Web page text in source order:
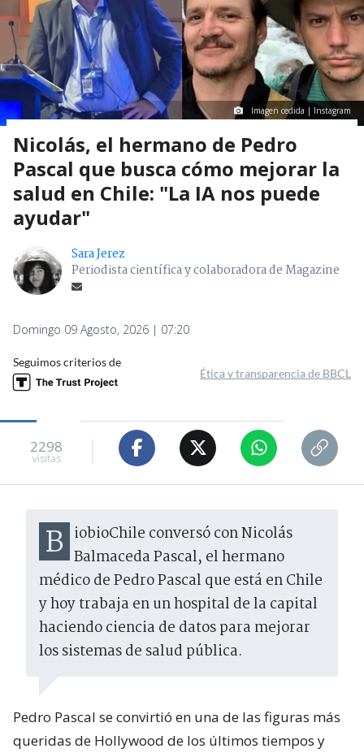
Imagen cedida | Instagram
Nicolás, el hermano de Pedro
Pascal que busca cómo mejorar la
salud en Chile: "La IA nos puede
ayudar"
Sara Jerez
Periodista científica y colaboradora de Magazine
Domingo 09 Agosto, 2026 | 07:20
Seguimos criterios de
Ética y transparencia de BBCL
2298
visitas
BiobioChile conversó con Nicolás Balmaceda Pascal, el hermano
médico de Pedro Pascal que está en Chile
y hoy trabaja en un hospital de la capital
haciendo ciencia de datos para mejorar
los sistemas de salud pública.
Pedro Pascal se convirtió en una de las figuras más
queridas de Hollywood de los últimos tiempos y